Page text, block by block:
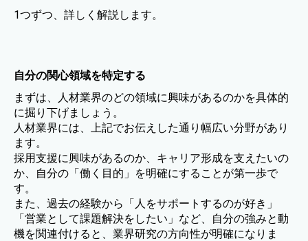
1つずつ、詳しく解説します。
自分の関心領域を特定する
まずは、人材業界のどの領域に興味があるのかを具体的
に掘り下げましょう。
人材業界には、上記でお伝えした通り幅広い分野があり
ます。
採用支援に興味があるのか、キャリア形成を支えたいの
か、自分の「働く目的」を明確にすることが第一歩で
す。
また、過去の経験から「人をサポートするのが好き」
「営業として課題解決をしたい」など、自分の強みと動
機を関連付けると、業界研究の方向性が明確になりま